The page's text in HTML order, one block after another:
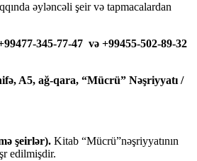
əyləncəli şeir və tapmacalardan
345-77-47 və +99455-502-89-32
A5, ağ-qara, “Mücrü” Nəşriyyatı /
şeirlər). Kitab “Mücrü”nəşriyyatının
edilmişdir.